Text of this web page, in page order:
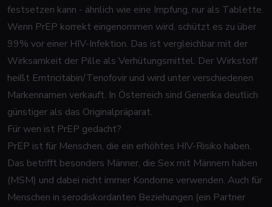
festsetzen kann - ähnlich wie eine Impfung, nur als Tablette.
Wenn PrEP korrekt eingenommen wird, schützt es zu über
99% vor einer HIV-Infektion. Das ist vergleichbar mit der
Wirksamkeit der Pille als Verhütungsmittel. Der Wirkstoff
heißt Emtricitabin/Tenofovir und wird unter verschiedenen
Markennamen verkauft. In Österreich sind Generika deutlich
günstiger als das Originalpräparat.
Für wen ist PrEP gedacht?
PrEP ist für Menschen, die ein erhöhtes HIV-Risiko haben.
Das betrifft besonders Männer, die Sex mit Männern haben
(MSM) und dabei nicht immer Kondome verwenden. Auch für
Menschen in serodiskordanten Beziehungen (ein Partner